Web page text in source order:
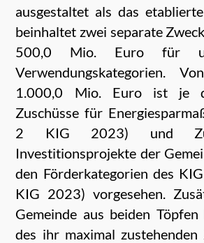
ausgestaltet als das
beinhaltet zwei separate
500,0 Mio. Euro für
Verwendungskategorien.
1.000,0 Mio. Euro ist je
Zuschüsse für
2 KIG 2023) und
Investitionsprojekte der
den Förderkategorien des
KIG 2023) vorgesehen.
Gemeinde aus beiden
des ihr maximal zustehenden